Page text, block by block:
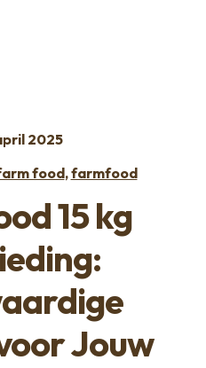
Voorwaarden /
2025
food,farmfood
15 kg
Jouw